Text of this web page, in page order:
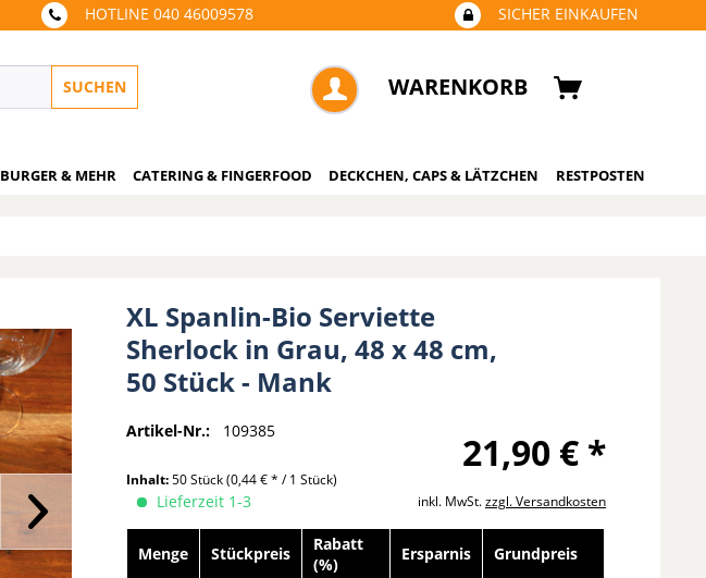
HOTLINE 040 46009578 SICHER EINKAUFEN
SUCHEN WARENKORB
BURGER & MEHR CATERING & FINGERFOOD DECKCHEN, CAPS & LÄTZCHEN RESTPOSTEN
XL Spanlin-Bio Serviette
Sherlock in Grau, 48 x 48 cm,
50 Stück - Mank
Artikel-Nr.: 109385 21,90 € *
Inhalt:50 Stück(0,44 € * / 1 Stück)
inkl. MwSt.zzgl. Versandkosten
Lieferzeit 1-3
Menge Stückpreis
Rabatt
(%)
Ersparnis Grundpreis